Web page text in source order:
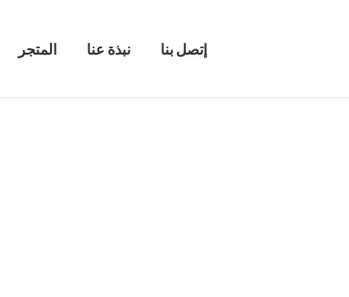
المتجر نبذة عنا إتصل بنا